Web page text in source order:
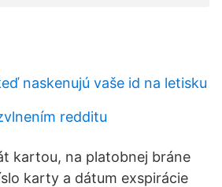
naskenujú vaše id na letisku
redditu
kartou, na platobnej bráne
karty a dátum exspirácie